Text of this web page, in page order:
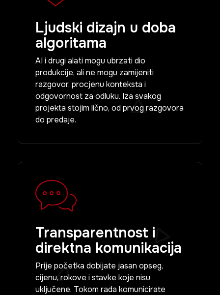
Ljudski dizajn u doba
algoritama
AI i drugi alati mogu ubrzati dio
produkcije, ali ne mogu zamijeniti
razgovor, procjenu konteksta i
odgovornost za odluku. Iza svakog
projekta stojim lično, od prvog razgovora
do predaje.
Transparentnost i
direktna komunikacija
Prije početka dobijate jasan opseg,
cijenu, rokove i stavke koje nisu
uključene. Tokom rada komunicirate